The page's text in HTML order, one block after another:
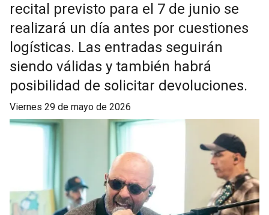
recital previsto para el 7 de junio se
realizará un día antes por cuestiones
logísticas. Las entradas seguirán
siendo válidas y también habrá
posibilidad de solicitar devoluciones.
viernes 29 de mayo de 2026